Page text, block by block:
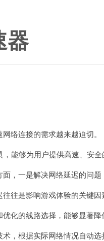
器
连接的需求越来越迫切。
够为用户提供高速、安全
一是解决网络延迟的问题
是影响游戏体验的关键因
的线路选择，能够显著降
根据实际网络情况自动选